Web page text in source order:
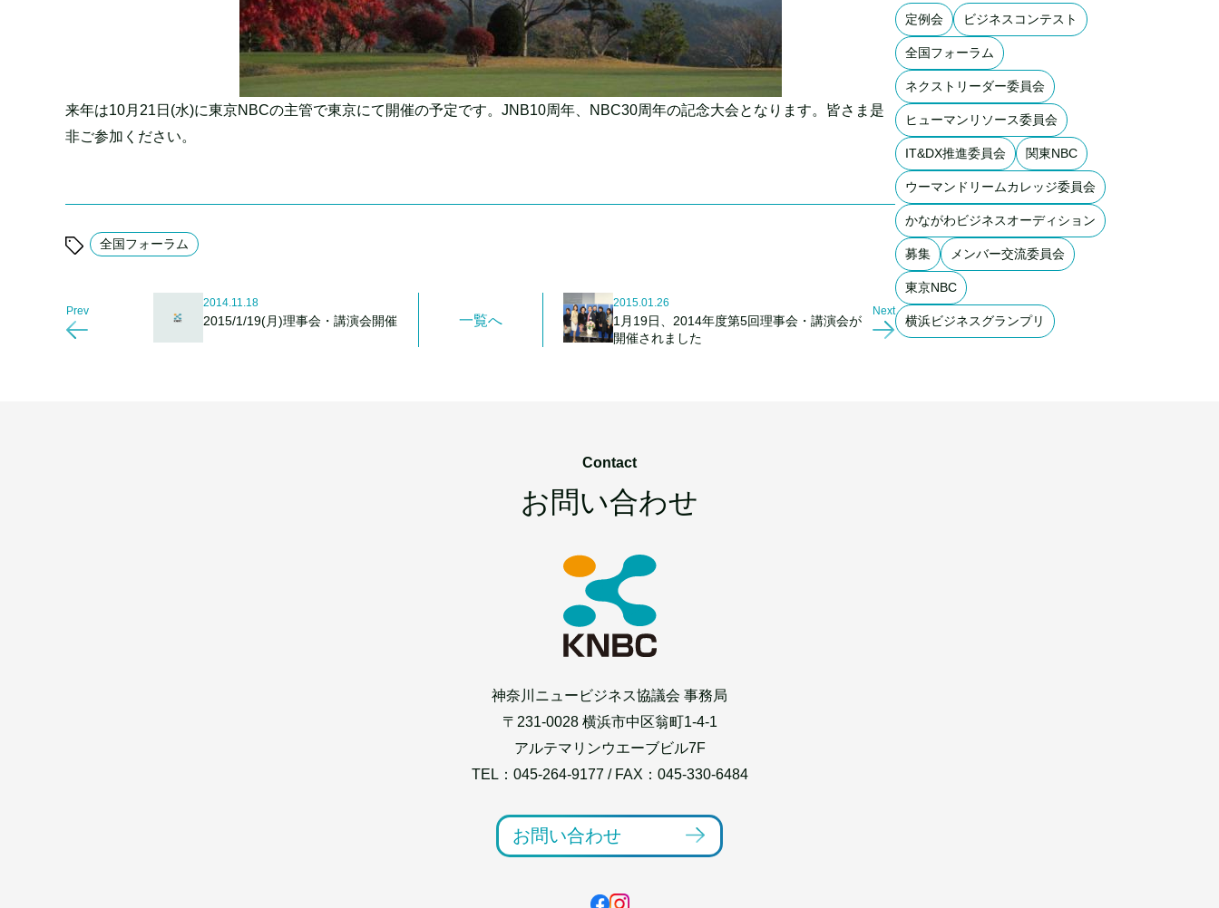
来年は10月21日(水)に東京NBCの主管で東京にて開催の予定です。JNB10周年、NBC30周年の記念大会となります。皆さま是
非ご参加ください。
全国フォーラム
Prev
2014.11.18
2015/1/19(月)理事会・講演会開催 一覧へ
2015.01.26
1月19日、2014年度第5回理事会・講演会が
開催されました
Next
定例会 ビジネスコンテスト
全国フォーラム
ネクストリーダー委員会
ヒューマンリソース委員会
IT&DX推進委員会 関東NBC
ウーマンドリームカレッジ委員会
かながわビジネスオーディション
募集 メンバー交流委員会
東京NBC
横浜ビジネスグランプリ
Contact
お問い合わせ
神奈川ニュービジネス協議会 事務局
〒231-0028 横浜市中区翁町1-4-1
アルテマリンウエーブビル7F
TEL： 045-264-9177 / FAX：045-330-6484
お問い合わせ